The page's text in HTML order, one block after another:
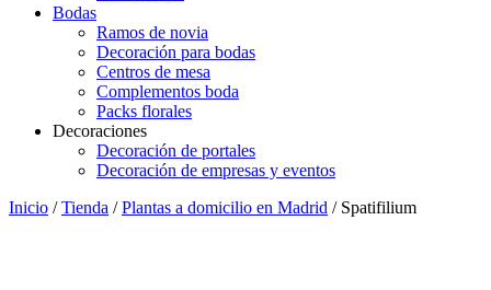
Bodas
Ramos de novia
Decoración para bodas
Centros de mesa
Complementos boda
Packs florales
Decoraciones
Decoración de portales
Decoración de empresas y eventos
Inicio /Tienda /Plantas a domicilio en Madrid / Spatifilium